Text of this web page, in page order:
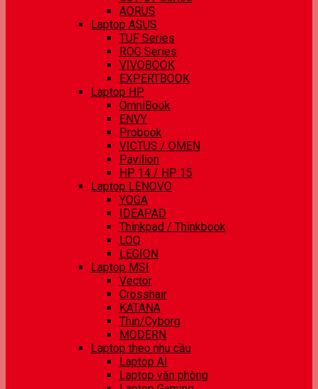
AORUS
Laptop ASUS
TUF Series
ROG Series
VIVOBOOK
EXPERTBOOK
Laptop HP
OmniBook
ENVY
Probook
VICTUS / OMEN
Pavilion
HP 14 / HP 15
Laptop LENOVO
YOGA
IDEAPAD
Thinkpad / Thinkbook
LOQ
LEGION
Laptop MSI
Vector
Crosshair
KATANA
Thin/Cyborg
MODERN
Laptop theo nhu cầu
Laptop AI
Laptop văn phòng